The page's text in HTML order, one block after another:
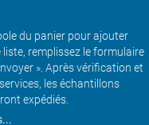
du panier pour ajouter
remplissez le formulaire
». Après vérification et
les échantillons
expédiés.